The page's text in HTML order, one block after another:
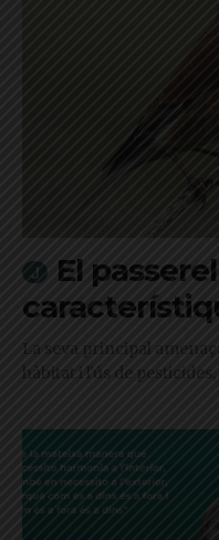
El
La seva principal
hàbitat i l'ús de